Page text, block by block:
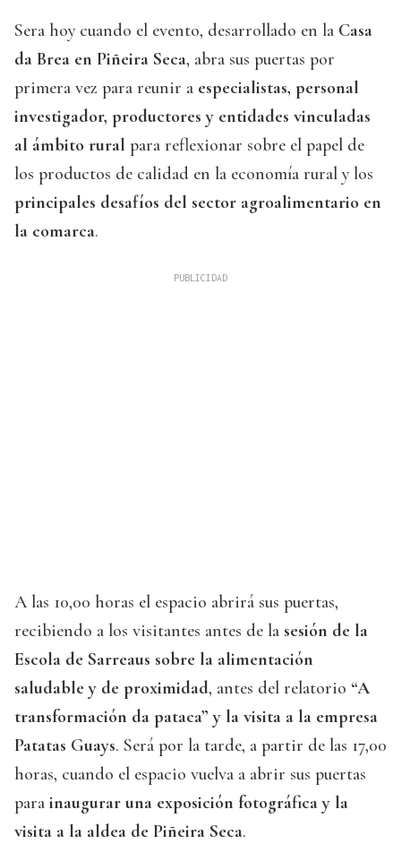
Sera hoy cuando el evento, desarrollado en la Casa
da Brea en Piñeira Seca, abra sus puertas por
primera vez para reunir a especialistas, personal
investigador, productores y entidades vinculadas
al ámbito rural para reflexionar sobre el papel de
los productos de calidad en la economía rural y los
principales desafíos del sector agroalimentario en
la comarca.
A las 10,00 horas el espacio abrirá sus puertas,
recibiendo a los visitantes antes de la sesión de la
Escola de Sarreaus sobre la alimentación
saludable y de proximidad, antes del relatorio “A
transformación da pataca” y la visita a la empresa
Patatas Guays. Será por la tarde, a partir de las 17,00
horas, cuando el espacio vuelva a abrir sus puertas
para inaugurar una exposición fotográfica y la
visita a la aldea de Piñeira Seca.